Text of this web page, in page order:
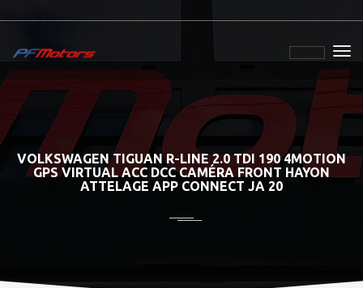
VOLKSWAGEN TIGUAN R-LINE 2.0 TDI 190 4MOTION
GPS VIRTUAL ACC DCC CAMÉRA FRONT HAYON
ATTELAGE APP CONNECT JA 20